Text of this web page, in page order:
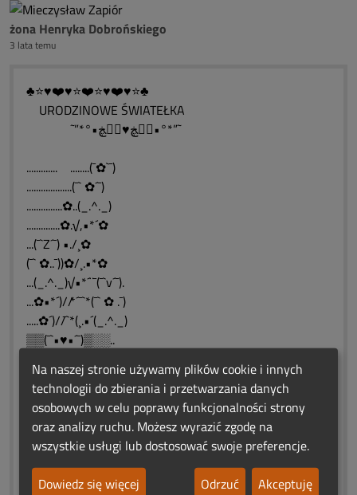
żona Henryka Dobrońskiego
3 lata temu
♣⭐♥❤️♥⭐❤️⭐♥❤️♥⭐♣
URODZINOWE ŚWIATEŁKA
˜”*°•ڰۣڿ♥ڰۣڿ•°*”˜
............. ........(¯✿`¯)
...................(¯` ✿´¯)
...............✿..(_.^._)
..............✿.√,•*´✿
...(¯`Z´¯) •./¸✿
(¯` ✿..¯))✿/¸.•*✿
...(_.^._)√•*´¨¯(¯`v´¯).
...✿•*´)//*´¯`*(¯` ✿ .¯)
.....✿´)//¯`*(¸.•´(_.^._)
▒▒(¯`•♥•´¯)▒░░..
▒(¯v/¯)▒`•.,.•
(♥ّۣۜ♥)
"Nie żyjemy, aby umierać...
ale umieramy, aby żyć wiecznie"
M. Buchberge.....❤️♥❤️
♣⭐♥❤️♥⭐❤️⭐♥❤️♥⭐♣
Na naszej stronie używamy plików cookie i innych
technologii do zbierania i przetwarzania danych
osobowych w celu poprawy funkcjonalności strony
oraz analizy ruchu. Możesz wyrazić zgodę na
wszystkie usługi lub dostosować swoje preferencje.
Dowiedz się więcej
Odrzuć Akceptuję